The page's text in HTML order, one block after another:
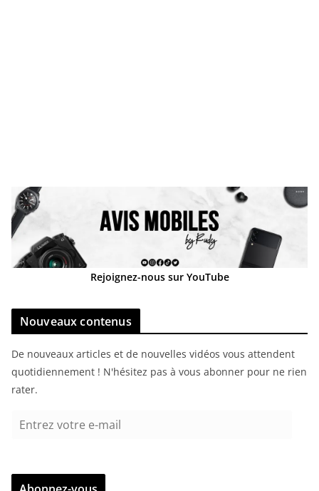
Rejoignez-nous sur YouTube
Nouveaux contenus
De nouveaux articles et de nouvelles vidéos vous attendent
quotidiennement ! N'hésitez pas à vous abonner pour ne rien
rater.
r